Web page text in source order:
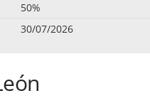
50%
30/07/2026